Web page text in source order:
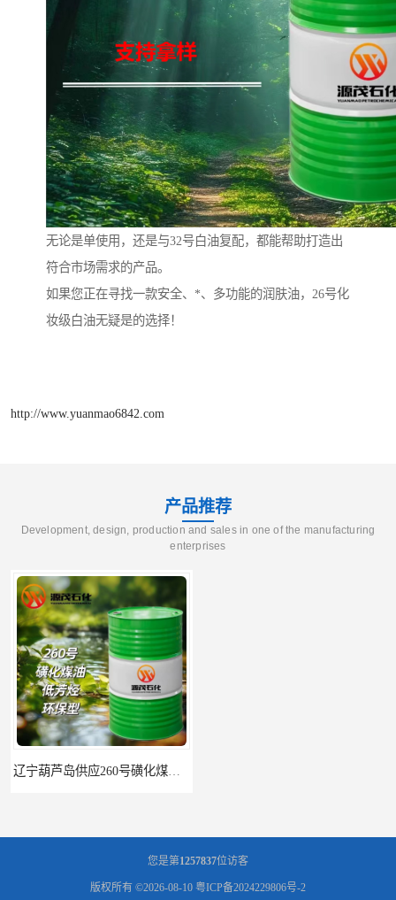
无论是单使用，还是与32号白油复配，都能帮助打造出
符合市场需求的产品。
如果您正在寻找一款安全、*、多功能的润肤油，26号化
妆级白油无疑是的选择！
http://www.yuanmao6842.com
产品推荐
Development, design, production and sales in one of the manufacturing
enterprises
您是第1257837位访客
版权所有 ©2026-08-10 粤ICP备2024229806号-2